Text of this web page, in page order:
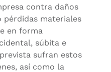
contra daños
pérdidas materiales
en forma
súbita e
sufran estos
así como la